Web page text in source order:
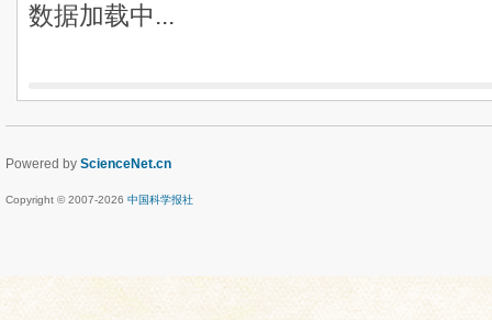
数据加载中...
Powered by ScienceNet.cn
Copyright © 2007-2026 中国科学报社